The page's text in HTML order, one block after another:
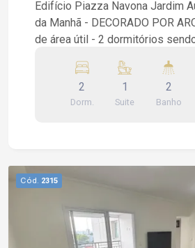
Edifício Piazza Navona Jardim
da Manhã - DECORADO POR ARQUITETO - 63 m²
de área útil - 2 dormitórios sendo 1 suíte - 2
Navona Jardim Augusta Sjc.
no Jardim Augusta próximo do
Vale. São 2 dormitórios sendo
definitiva já com fechamento de vidro.
Condomínio: piscina,
festas, academia, quadra de
jogos, playground e brinquedoteca.
falar com o Corretor de Imóveis
2
Dorm.
1
Suite
2
Banho
Cód. 2315